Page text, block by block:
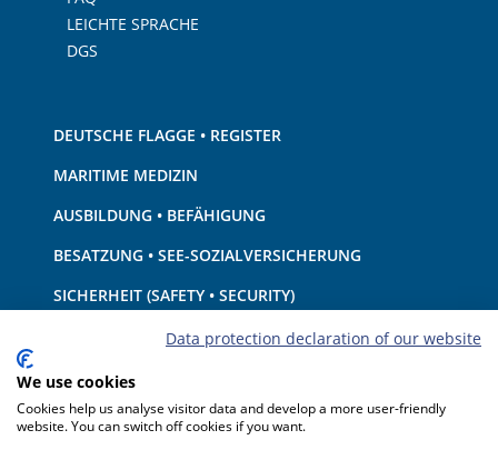
LEICHTE SPRACHE
DGS
DEUTSCHE FLAGGE • REGISTER
MARITIME MEDIZIN
AUSBILDUNG • BEFÄHIGUNG
BESATZUNG • SEE-SOZIALVERSICHERUNG
SICHERHEIT (SAFETY • SECURITY)
SCHIFF • AUSRÜSTUNG
UMWELTSCHUTZ • KLIMA
HAFTUNG • FINANZEN
Data protection declaration of our website
We use cookies
Cookies help us analyse visitor data and develop a more user-friendly
website. You can switch off cookies if you want.